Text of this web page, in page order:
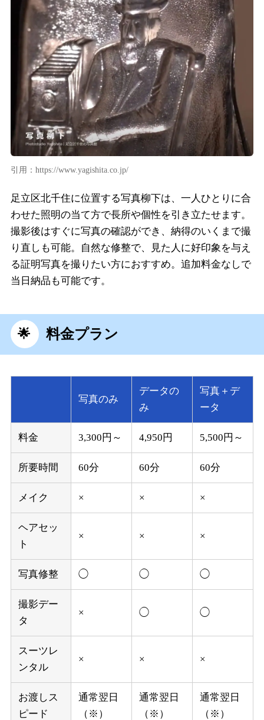
引用：https://www.yagishita.co.jp/
足立区北千住に位置する写真柳下は、一人ひとりに合
わせた照明の当て方で長所や個性を引き立たせます。
撮影後はすぐに写真の確認ができ、納得のいくまで撮
り直しも可能。自然な修整で、見た人に好印象を与え
る証明写真を撮りたい方におすすめ。追加料金なしで
当日納品も可能です。
料金プラン
写真のみ
データの
み
写真＋デ
ータ
料金 3,300円～ 4,950円 5,500円～
所要時間 60分 60分 60分
メイク × × ×
ヘアセッ
ト
× × ×
写真修整 ◯ ◯ ◯
撮影デー
タ
× ◯ ◯
スーツレ
ンタル
× × ×
お渡しス
ピード
通常翌日
（※）
通常翌日
（※）
通常翌日
（※）